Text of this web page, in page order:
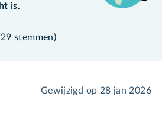
is.
stemmen)
Gewijzigd op 28 jan 2026